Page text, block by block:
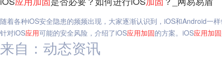
随着各种iOS安全隐患的频频出现，大家逐渐认识到，iOS和Android一
针对iOS应用可能的安全风险，介绍了iOS应用加固的方案。iOS应用加固
来自：动态资讯